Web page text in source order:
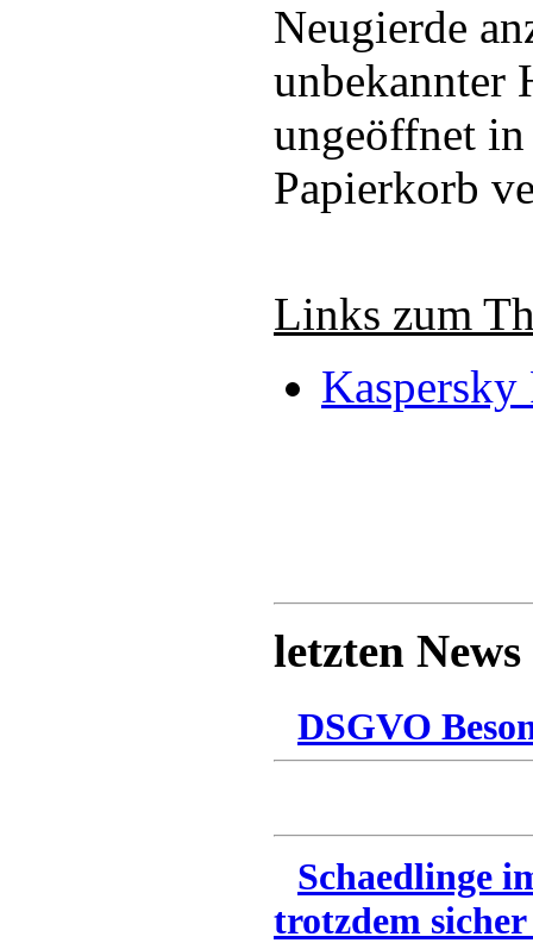
Neugierde
unbekannter
ungeöffnet
Papierkorb
Links zum
Kaspersky
letzten News
DSGVO
Schaedlinge
trotzdem